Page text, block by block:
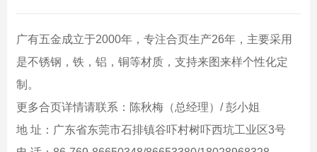
广有五金成立于2000年，专注合页生产26年，主要采用
是不锈钢，铁，铝，铜等材质，支持来图来样个性化定
制。
更多合页详情请联系：陈秋梅（总经理）/ 彭小姐
地 址：广东省东莞市石排镇谷吓村树吓西坑工业区3号